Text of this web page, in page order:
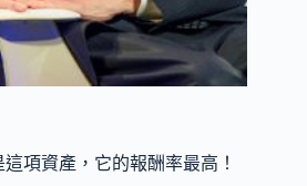
項資產，它的報酬率最高！